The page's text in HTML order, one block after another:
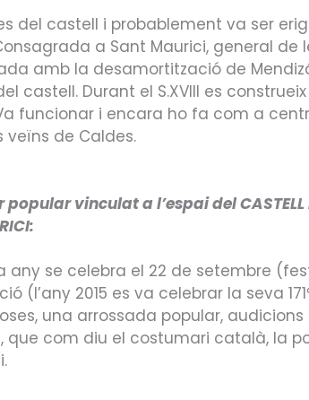
del castell i probablement va ser
a Sant Maurici, general
amb la desamortització de
castell. Durant el S.XVIII es
funcionar i encara ho fa com a
de Caldes.
vinculat a l’espai del CASTELL
any se celebra el 22 de setembre
(l’any 2015 es va celebrar la seva
una arrossada popular,
que com diu el costumari català, la